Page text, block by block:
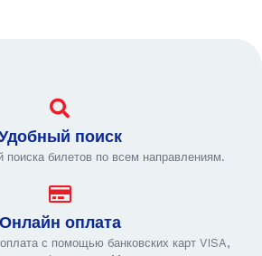
поиск
билетов по всем направлениям.
Онлайн оплата
с помощью банковских карт VISA,